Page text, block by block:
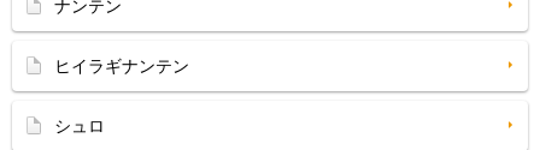
ナンテン
ヒイラギナンテン
シュロ